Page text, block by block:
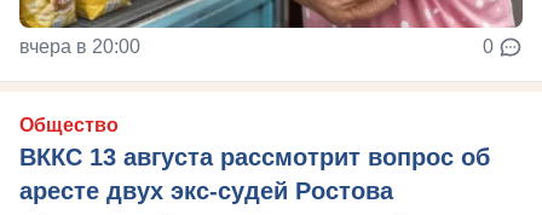
вчера в 20:00 0
Общество
ВККС 13 августа рассмотрит вопрос об
аресте двух экс-судей Ростова